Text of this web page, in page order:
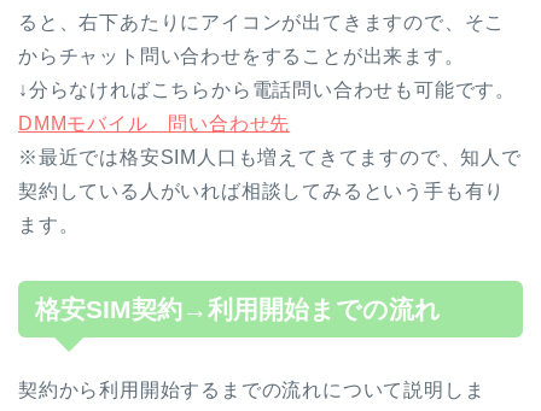
ると、右下あたりにアイコンが出てきますので、そこ
からチャット問い合わせをすることが出来ます。
↓分らなければこちらから電話問い合わせも可能です。
DMMモバイル 問い合わせ先
※最近では格安SIM人口も増えてきてますので、知人で
契約している人がいれば相談してみるという手も有り
ます。
格安SIM契約→利用開始までの流れ
契約から利用開始するまでの流れについて説明しま